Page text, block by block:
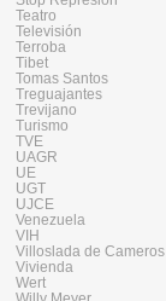
Teatro
Televisión
Terroba
Tibet
Tomas Santos
Treguajantes
Trevijano
Turismo
TVE
UAGR
UE
UGT
UJCE
Venezuela
VIH
Villoslada de Cameros
Vivienda
Wert
Willy Meyer